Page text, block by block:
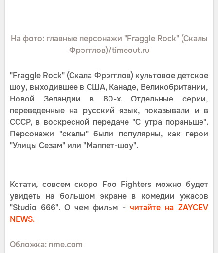
На фото: главные персонажи "Fraggle Rock" (Скалы
Фрэгглов)/timeout.ru
"Fraggle Rock" (Скала Фрэгглов) культовое детское
шоу, выходившее в США, Канаде, Великобритании,
Новой Зеландии в 80-х. Отдельные серии,
переведенные на русский язык, показывали и в
СССР, в воскресной передаче "С утра пораньше".
Персонажи "скалы" были популярны, как герои
"Улицы Сезам" или "Маппет-шоу".
Кстати, совсем скоро Foo Fighters можно будет
увидеть на большом экране в комедии ужасов
"Studio 666". О чем фильм - читайте на ZAYCEV
NEWS.
Обложка: nme.com